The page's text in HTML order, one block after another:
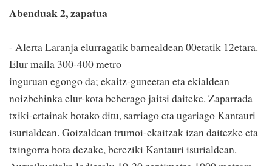
Abenduak 2, zapatua
- Alerta Laranja elurragatik barnealdean 00etatik 12etara.
Elur maila 300-400 metro
inguruan egongo da; ekaitz-guneetan eta ekialdean
noizbehinka elur-kota beherago jaitsi daiteke. Zaparrada
txiki-ertainak botako ditu, sarriago eta ugariago Kantauri
isurialdean. Goizaldean trumoi-ekaitzak izan daitezke eta
txingorra bota dezake, bereziki Kantauri isurialdean.